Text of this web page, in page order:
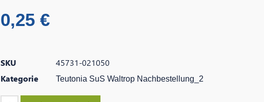
0,25 €
SKU
45731-021050
Kategorie
Teutonia SuS Waltrop Nachbestellung_2